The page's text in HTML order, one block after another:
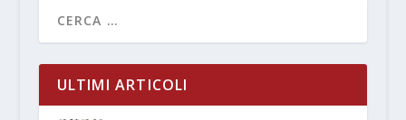
ULTIMI ARTICOLI